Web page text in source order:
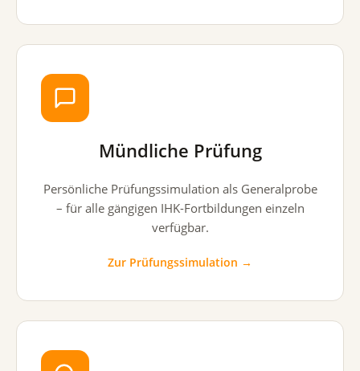
Mündliche Prüfung
Persönliche Prüfungssimulation als Generalprobe
– für alle gängigen IHK-Fortbildungen einzeln
verfügbar.
Zur Prüfungssimulation →